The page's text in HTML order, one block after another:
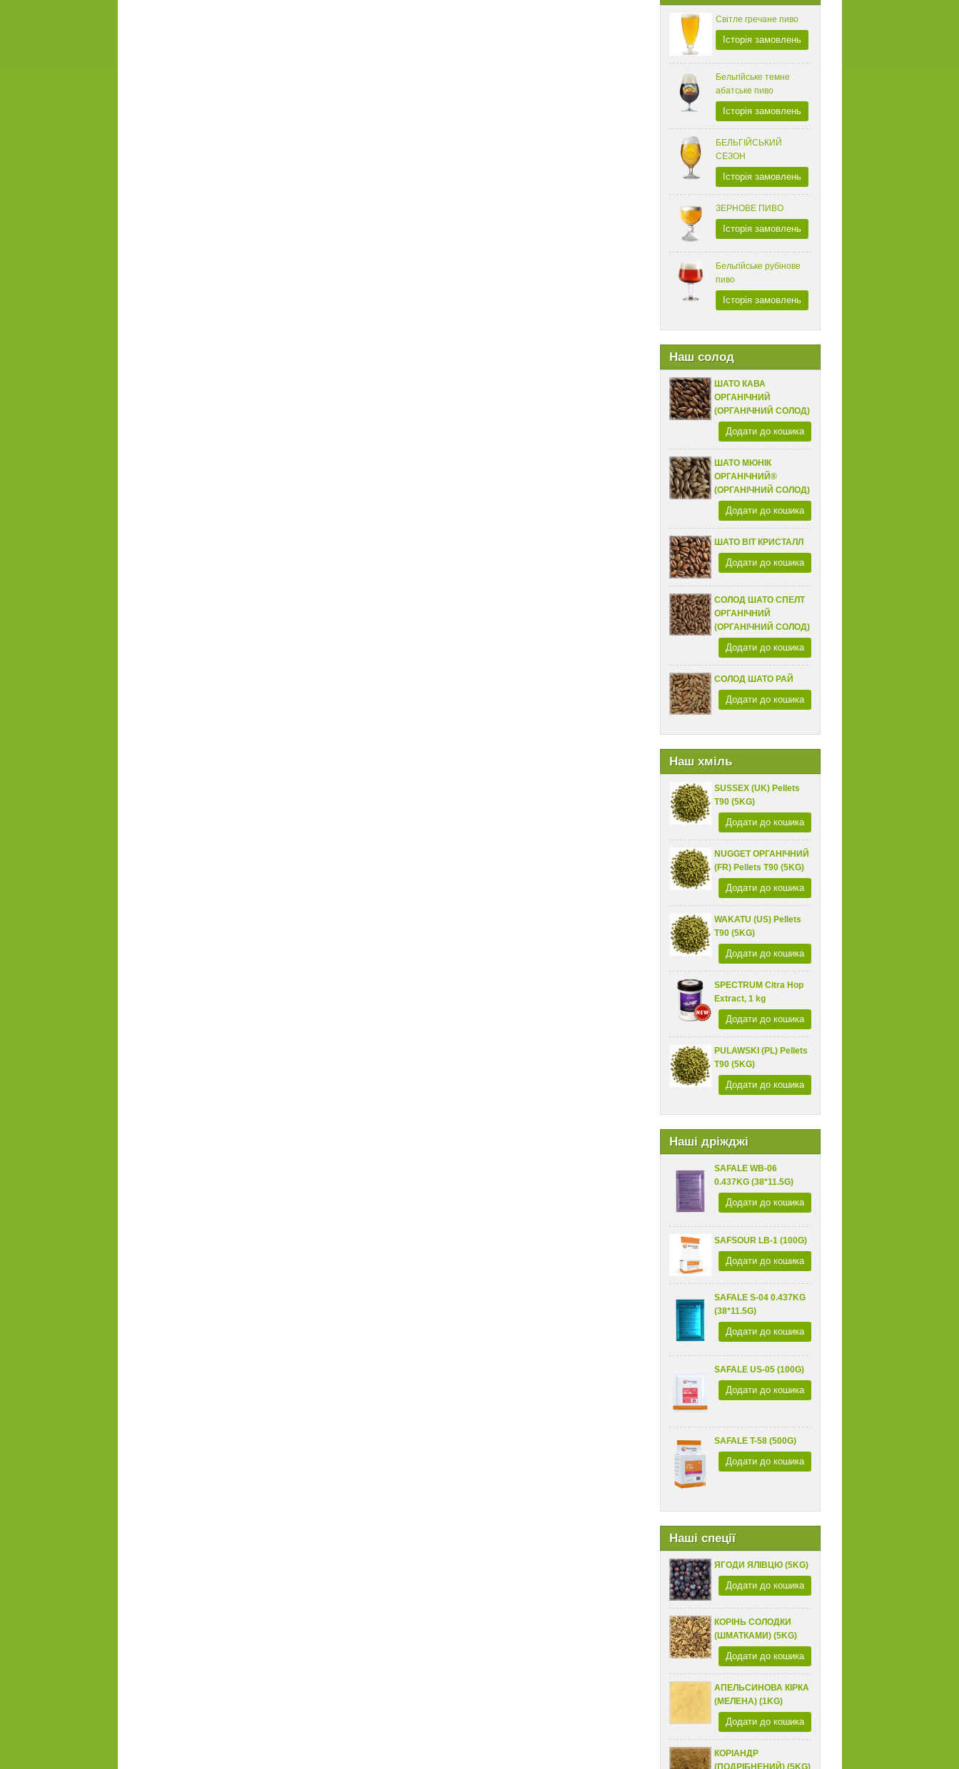
Світле гречане пиво
Історія замовлень
Бельгійське темне
абатське пиво
Історія замовлень
БЕЛЬГІЙСЬКИЙ
СЕЗОН
Історія замовлень
ЗЕРНОВЕ ПИВО
Історія замовлень
Бельгійське рубінове
пиво
Історія замовлень
Наш солод
ШАТО КАВА
ОРГАНІЧНИЙ
(ОРГАНІЧНИЙ СОЛОД)
Додати до кошика
ШАТО МЮНІК
ОРГАНІЧНИЙ®
(ОРГАНІЧНИЙ СОЛОД)
Додати до кошика
ШАТО ВІТ КРИСТАЛЛ
Додати до кошика
СОЛОД ШАТО СПЕЛТ
ОРГАНІЧНИЙ
(ОРГАНІЧНИЙ СОЛОД)
Додати до кошика
СОЛОД ШАТО РАЙ
Додати до кошика
Наш хміль
SUSSEX (UK) Pellets
T90 (5KG)
Додати до кошика
NUGGET ОРГАНІЧНИЙ
(FR) Pellets T90 (5KG)
Додати до кошика
WAKATU (US) Pellets
T90 (5KG)
Додати до кошика
SPECTRUM Citra Hop
Extract, 1 kg
Додати до кошика
PULAWSKI (PL) Pellets
T90 (5KG)
Додати до кошика
Наші дріжджі
SAFALE WB-06
0.437KG (38*11.5G)
Додати до кошика
SAFSOUR LB-1 (100G)
Додати до кошика
SAFALE S-04 0.437KG
(38*11.5G)
Додати до кошика
SAFALE US-05 (100G)
Додати до кошика
SAFALE T-58 (500G)
Додати до кошика
Наші спеції
ЯГОДИ ЯЛІВЦЮ (5KG)
Додати до кошика
КОРІНЬ СОЛОДКИ
(ШМАТКАМИ) (5KG)
Додати до кошика
АПЕЛЬСИНОВА КІРКА
(МЕЛЕНА) (1KG)
Додати до кошика
КОРІАНДР